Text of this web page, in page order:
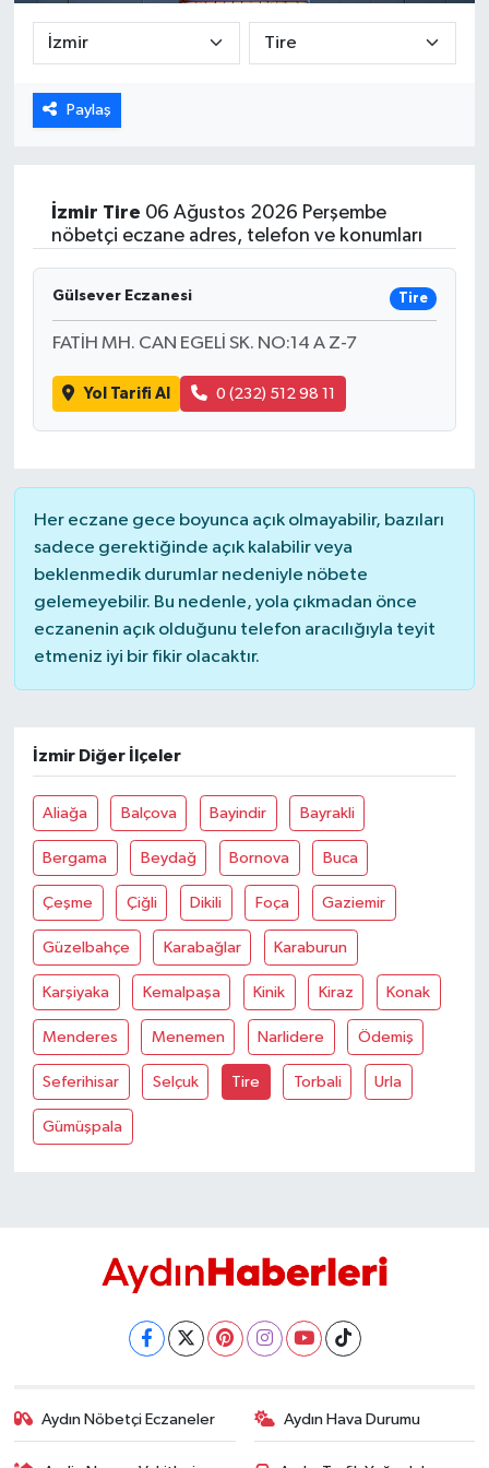
Paylaş
İzmir Tire 06 Ağustos 2026 Perşembe
nöbetçi eczane adres, telefon ve konumları
Gülsever Eczanesi Tire
FATİH MH. CAN EGELİ SK. NO:14 A Z-7
Yol Tarifi Al 0 (232) 512 98 11
Her eczane gece boyunca açık olmayabilir, bazıları
sadece gerektiğinde açık kalabilir veya
beklenmedik durumlar nedeniyle nöbete
gelemeyebilir. Bu nedenle, yola çıkmadan önce
eczanenin açık olduğunu telefon aracılığıyla teyit
etmeniz iyi bir fikir olacaktır.
İzmir Diğer İlçeler
Aliağa Balçova Bayindir Bayrakli
Bergama Beydağ Bornova Buca
Çeşme Çiğli Dikili Foça Gaziemir
Güzelbahçe Karabağlar Karaburun
Karşiyaka Kemalpaşa Kinik Kiraz Konak
Menderes Menemen Narlidere Ödemiş
Seferihisar Selçuk Tire Torbali Urla
Gümüşpala
Aydın Nöbetçi Eczaneler Aydın Hava Durumu
DÜNYA
EGE
EKOLOJİ VE ÇEVRE
GENEL
GÜNDEM
HABERDE İNSAN
KÜLTÜR SANAT
MAGAZİN
ÖZEL HABER
SAĞLIK
SİYASET
SPOR
TEKNOLOJİ
YAŞAM
YEREL
AFYON
AFYONKARAHİSAR
İZMİR
KÜTAHYA